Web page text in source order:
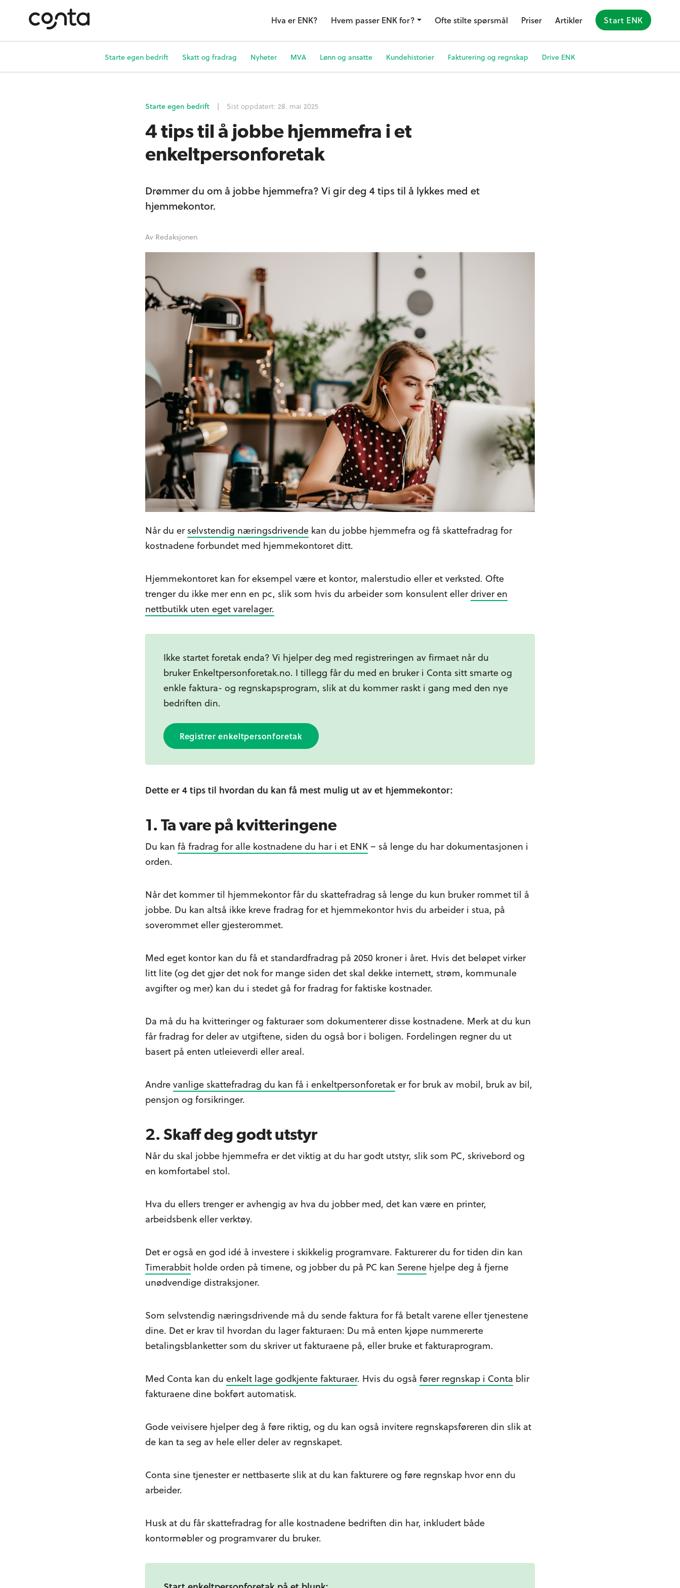
Hva er ENK? Hvem passer ENK for? Ofte stilte spørsmål Priser Artikler Start ENK
Starte egen bedrift Skatt og fradrag Nyheter MVA Lønn og ansatte Kundehistorier Fakturering og regnskap Drive ENK
Starte egen bedrift | Sist oppdatert: 28. mai 2025
4 tips til å jobbe hjemmefra i et
enkeltpersonforetak
Drømmer du om å jobbe hjemmefra? Vi gir deg 4 tips til å lykkes med et
hjemmekontor.
Av Redaksjonen
Når du erselvstendig næringsdrivende kan du jobbe hjemmefra og få skattefradrag for
kostnadene forbundet med hjemmekontoret ditt.
Hjemmekontoret kan for eksempel være et kontor, malerstudio eller et verksted. Ofte
trenger du ikke mer enn en pc, slik som hvis du arbeider som konsulent ellerdriver en
nettbutikk uten eget varelager.
Ikke startet foretak enda? Vi hjelper deg med registreringen av firmaet når du
bruker Enkeltpersonforetak.no. I tillegg får du med en bruker i Conta sitt smarte og
enkle faktura- og regnskapsprogram, slik at du kommer raskt i gang med den nye
bedriften din.
Registrer enkeltpersonforetak
Dette er 4 tips til hvordan du kan få mest mulig ut av et hjemmekontor:
1. Ta vare på kvitteringene
Du kan få fradrag for alle kostnadene du har i et ENK– så lenge du har dokumentasjonen i
orden.
Når det kommer til hjemmekontor får du skattefradrag så lenge du kun bruker rommet til å
jobbe. Du kan altså ikke kreve fradrag for et hjemmekontor hvis du arbeider i stua, på
soverommet eller gjesterommet.
Med eget kontor kan du få et standardfradrag på 2050 kroner i året. Hvis det beløpet virker
litt lite (og det gjør det nok for mange siden det skal dekke internett, strøm, kommunale
avgifter og mer) kan du i stedet gå for fradrag for faktiske kostnader.
Da må du ha kvitteringer og fakturaer som dokumenterer disse kostnadene. Merk at du kun
får fradrag for deler av utgiftene, siden du også bor i boligen. Fordelingen regner du ut
basert på enten utleieverdi eller areal.
Andrevanlige skattefradrag du kan få i enkeltpersonforetaker for bruk av mobil, bruk av bil,
pensjon og forsikringer.
2. Skaff deg godt utstyr
Når du skal jobbe hjemmefra er det viktig at du har godt utstyr, slik som PC, skrivebord og
en komfortabel stol.
Hva du ellers trenger er avhengig av hva du jobber med, det kan være en printer,
arbeidsbenk eller verktøy.
Det er også en god idé å investere i skikkelig programvare. Fakturerer du for tiden din kan
Timerabbit holde orden på timene, og jobber du på PC kan Serene hjelpe deg å fjerne
unødvendige distraksjoner.
Som selvstendig næringsdrivende må du sende faktura for få betalt varene eller tjenestene
dine. Det er krav til hvordan du lager fakturaen: Du må enten kjøpe nummererte
betalingsblanketter som du skriver ut fakturaene på, eller bruke et fakturaprogram.
Med Conta kan du enkelt lage godkjente fakturaer. Hvis du også fører regnskap i Conta blir
fakturaene dine bokført automatisk.
Gode veivisere hjelper deg å føre riktig, og du kan også invitere regnskapsføreren din slik at
de kan ta seg av hele eller deler av regnskapet.
Conta sine tjenester er nettbaserte slik at du kan fakturere og føre regnskap hvor enn du
arbeider.
Husk at du får skattefradrag for alle kostnadene bedriften din har, inkludert både
kontormøbler og programvarer du bruker.